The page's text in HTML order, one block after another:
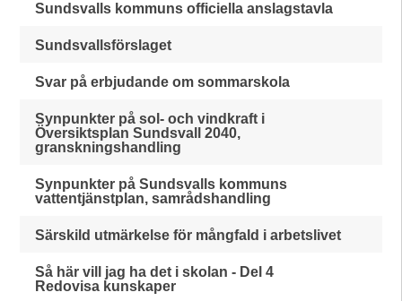
Sundsvalls kommuns officiella anslagstavla
Sundsvallsförslaget
Svar på erbjudande om sommarskola
Synpunkter på sol- och vindkraft i
Översiktsplan Sundsvall 2040,
granskningshandling
Synpunkter på Sundsvalls kommuns
vattentjänstplan, samrådshandling
Särskild utmärkelse för mångfald i arbetslivet
Så här vill jag ha det i skolan - Del 4
Redovisa kunskaper